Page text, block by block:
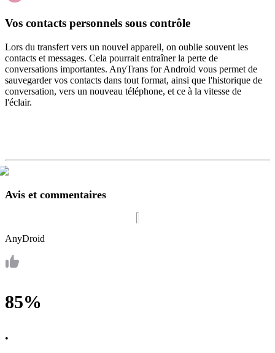
Vos contacts personnels sous contrôle
Lors du transfert vers un nouvel appareil, on oublie souvent les
contacts et messages. Cela pourrait entraîner la perte de
conversations importantes. AnyTrans for Android vous permet de
sauvegarder vos contacts dans tout format, ainsi que l'historique de
conversation, vers un nouveau téléphone, et ce à la vitesse de
l'éclair.
Avis et commentaires
AnyDroid
85%
•